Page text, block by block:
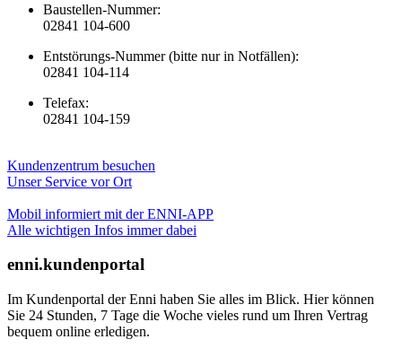
Baustellen-Nummer:
02841 104-600
Entstörungs-Nummer (bitte nur in Notfällen):
02841 104-114
Telefax:
02841 104-159
Kundenzentrum besuchen
Unser Service vor Ort
Mobil informiert mit der ENNI-APP
Alle wichtigen Infos immer dabei
enni.kundenportal
Im Kundenportal der Enni haben Sie alles im Blick. Hier können
Sie 24 Stunden, 7 Tage die Woche vieles rund um Ihren Vertrag
bequem online erledigen.